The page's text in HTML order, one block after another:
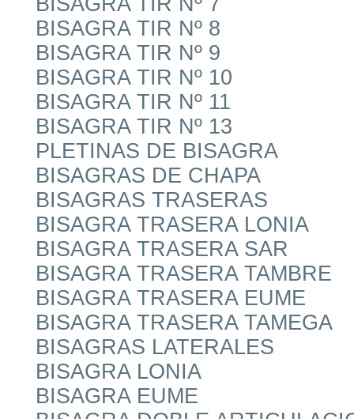
BISAGRA TIR Nº 8
BISAGRA TIR Nº 9
BISAGRA TIR Nº 10
BISAGRA TIR Nº 11
BISAGRA TIR Nº 13
PLETINAS DE BISAGRA
BISAGRAS DE CHAPA
BISAGRAS TRASERAS
BISAGRA TRASERA LONIA
BISAGRA TRASERA SAR
BISAGRA TRASERA TAMBRE
BISAGRA TRASERA EUME
BISAGRA TRASERA TAMEGA
BISAGRAS LATERALES
BISAGRA LONIA
BISAGRA EUME